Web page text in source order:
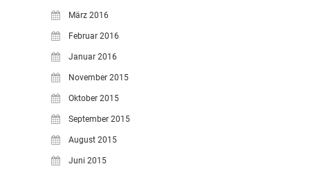
März 2016
Februar 2016
Januar 2016
November 2015
Oktober 2015
September 2015
August 2015
Juni 2015